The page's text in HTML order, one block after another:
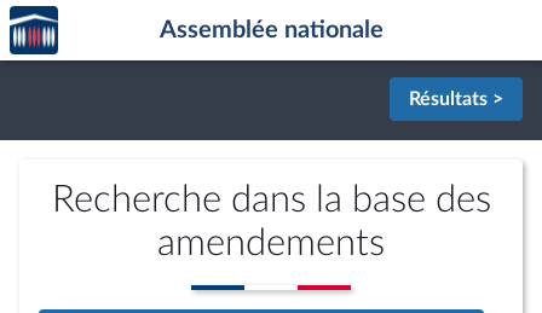
Aller au contenu
Aller en bas de la page
Accèder
à la
page
Assemblée nationale
Résultats >
Recherche dans la base des
amendements